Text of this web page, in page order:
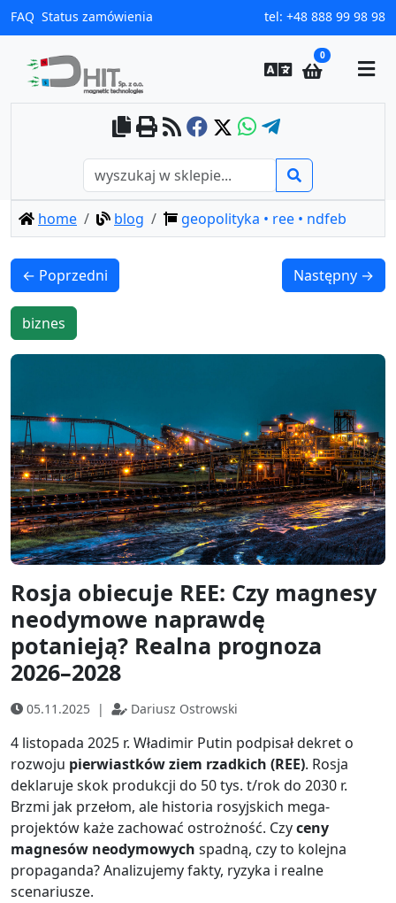
FAQ Status zamówienia tel: +48 888 99 98 98
0
home blog geopolityka • ree • ndfeb
← Poprzedni Następny →
biznes
Rosja obiecuje REE: Czy magnesy
neodymowe naprawdę
potanieją? Realna prognoza
2026–2028
05.11.2025 | Dariusz Ostrowski
4 listopada 2025 r. Władimir Putin podpisał dekret o
rozwoju pierwiastków ziem rzadkich (REE). Rosja
deklaruje skok produkcji do 50 tys. t/rok do 2030 r.
Brzmi jak przełom, ale historia rosyjskich mega-
projektów każe zachować ostrożność. Czyceny
magnesów neodymowych spadną, czy to kolejna
propaganda? Analizujemy fakty, ryzyka i realne
scenariusze.